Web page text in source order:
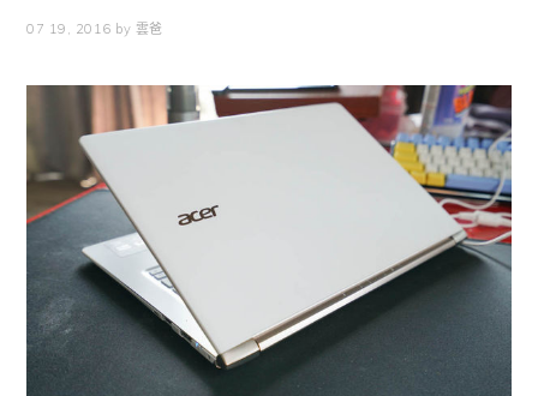
07 19, 2016 by 雲爸